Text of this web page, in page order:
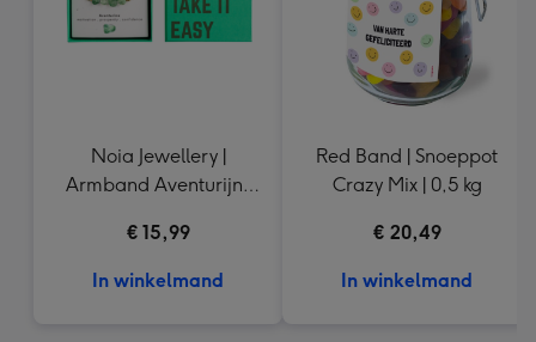
Noia Jewellery |
Armband Aventurijn |
€ 15,99
In winkelmand
Red Band | Snoeppot
Crazy Mix | 0,5 kg
€ 20,49
In winkelmand